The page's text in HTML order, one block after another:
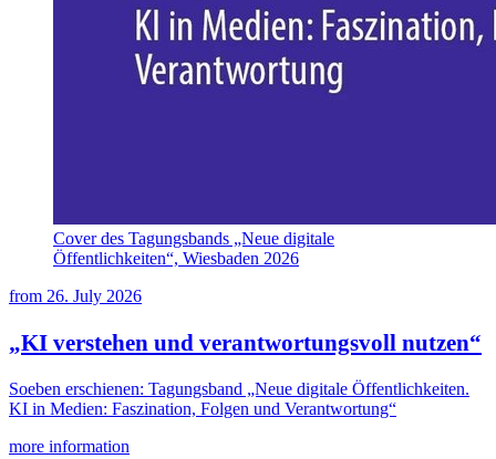
Cover des Tagungsbands „Neue digitale
Öffentlichkeiten“, Wiesbaden 2026
from 26. July 2026
„KI verstehen und verantwortungsvoll nutzen“
Soeben erschienen: Tagungsband „Neue digitale Öffentlichkeiten.
KI in Medien: Faszination, Folgen und Verantwortung“
more information